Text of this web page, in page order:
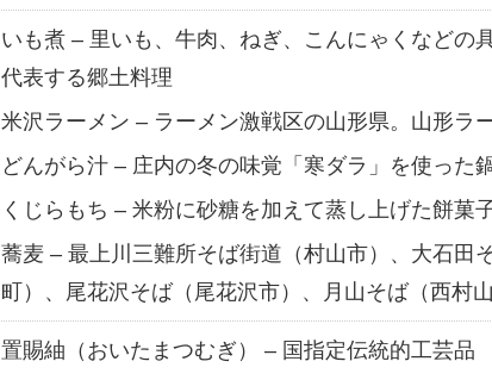
いも煮 – 里いも、牛肉、ねぎ、こんにゃくなどの
代表する郷土料理
米沢ラーメン – ラーメン激戦区の山形県。山形ラ
どんがら汁 – 庄内の冬の味覚「寒ダラ」を使った鍋
くじらもち – 米粉に砂糖を加えて蒸し上げた餅菓子
蕎麦 – 最上川三難所そば街道（村山市）、大石田
町）、尾花沢そば（尾花沢市）、月山そば（西村
置賜紬（おいたまつむぎ） – 国指定伝統的工芸品